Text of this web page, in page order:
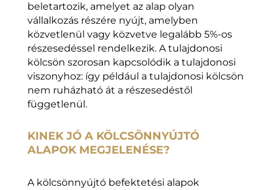
beletartozik, amelyet az alap olyan
vállalkozás részére nyújt, amelyben
közvetlenül vagy közvetve legalább 5%-os
részesedéssel rendelkezik. A tulajdonosi
kölcsön szorosan kapcsolódik a tulajdonosi
viszonyhoz: így például a tulajdonosi kölcsön
nem ruházható át a részesedéstől
függetlenül.
KINEK JÓ A KÖLCSÖNNYÚJTÓ
ALAPOK MEGJELENÉSE?
A kölcsönnyújtó befektetési alapok